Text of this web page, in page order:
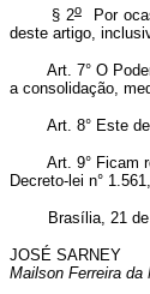
§ 2oPor
deste artigo,
Art. 7° O Poder
a consolidação,
Art. 8° Este
Art. 9° Ficam
Decreto-lei n°
Brasília, 21 de
JOSÉ SARNEY
Mailson Ferreira da